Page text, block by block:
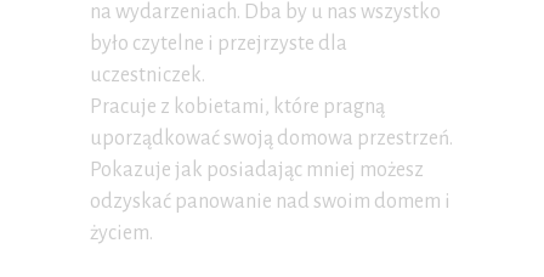
na wydarzeniach. Dba by u nas wszystko
było czytelne i przejrzyste dla
uczestniczek.
Pracuje z kobietami, które pragną
uporządkować swoją domowa przestrzeń.
Pokazuje jak posiadając mniej możesz
odzyskać panowanie nad swoim domem i
życiem.